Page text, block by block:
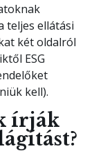
teljes ellátási
két oldalról
ESG
kell).
írják